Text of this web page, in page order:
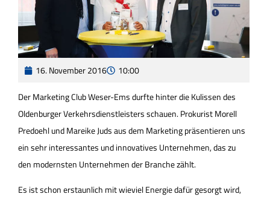
16. November 2016 10:00
Der Marketing Club Weser-Ems durfte hinter die Kulissen des
Oldenburger Verkehrsdienstleisters schauen. Prokurist Morell
Predoehl und Mareike Juds aus dem Marketing präsentieren uns
ein sehr interessantes und innovatives Unternehmen, das zu
den modernsten Unternehmen der Branche zählt.
Es ist schon erstaunlich mit wieviel Energie dafür gesorgt wird,